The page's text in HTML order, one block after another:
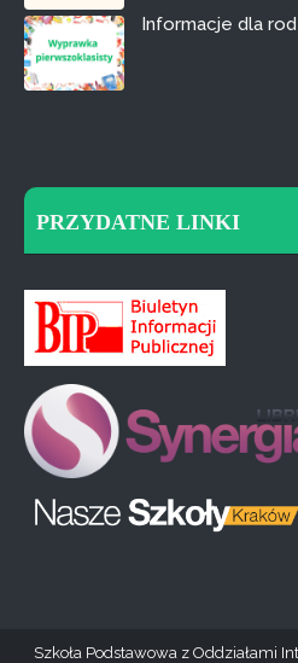
Informacje dla
PRZYDATNE LINKI
Szkoła Podstawowa z Oddziałami